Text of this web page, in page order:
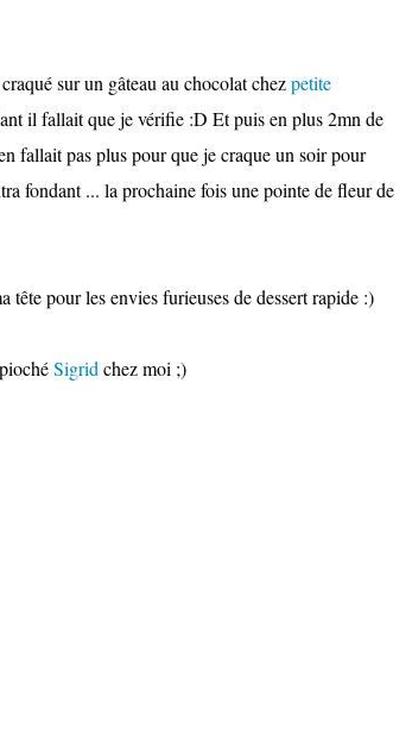
sur un gâteau au chocolat chezpetite
il fallait que je vérifie :D Et puis en plus 2mn de
fallait pas plus pour que je craque un soir pour
fondant ... la prochaine fois une pointe de fleur de
tête pour les envies furieuses de dessert rapide :)
Sigrid chez moi ;)